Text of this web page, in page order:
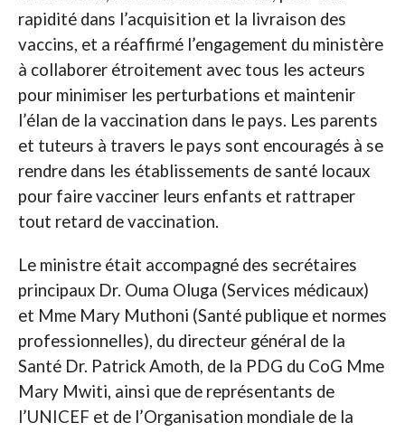
rapidité dans l’acquisition et la livraison des
vaccins, et a réaffirmé l’engagement du ministère
à collaborer étroitement avec tous les acteurs
pour minimiser les perturbations et maintenir
l’élan de la vaccination dans le pays. Les parents
et tuteurs à travers le pays sont encouragés à se
rendre dans les établissements de santé locaux
pour faire vacciner leurs enfants et rattraper
tout retard de vaccination.
Le ministre était accompagné des secrétaires
principaux Dr. Ouma Oluga (Services médicaux)
et Mme Mary Muthoni (Santé publique et normes
professionnelles), du directeur général de la
Santé Dr. Patrick Amoth, de la PDG du CoG Mme
Mary Mwiti, ainsi que de représentants de
l’UNICEF et de l’Organisation mondiale de la